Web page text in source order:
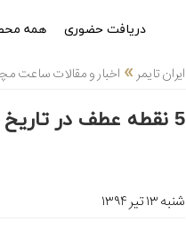
دریافت حضوری همه
ایران تایمر » اخبار و مقالات ساعت
5 نقطه عطف در تاریخ «برایتلینگBreitling » با 5 مدل ساعت
شنبه ۱۳ تير ۱۳۹۴